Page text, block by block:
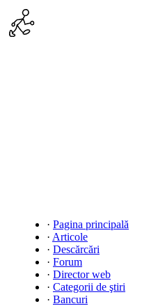
· Pagina principală
· Articole
· Descărcări
· Forum
· Director web
· Categorii de ştiri
· Bancuri